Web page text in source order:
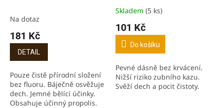
Na dotaz
181 Kč
DETAIL
Pouze čistě přírodní složení
bez fluoru. Báječně osvěžuje
dech. Jemné bělící účinky.
Obsahuje účinný propolis.
Průměrné
produktu
5,0
5
hvězdiček.
Skladem (5 ks)
101 Kč
Do košíku
Pevné dásně bez krvácení.
Nižší riziko zubního kazu.
Svěží dech a pocit čistoty.